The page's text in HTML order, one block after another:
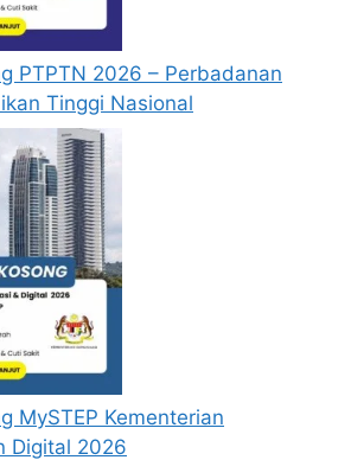
PTPTN 2026 – Perbadanan
Tinggi Nasional
MySTEP Kementerian
Digital 2026